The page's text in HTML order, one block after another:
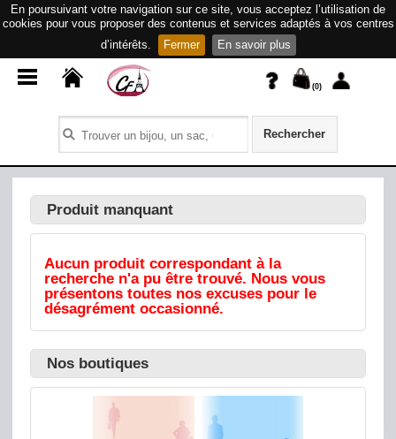
En poursuivant votre navigation sur ce site, vous acceptez l’utilisation de
cookies pour vous proposer des contenus et services adaptés à vos centres
d’intérêts.
Fermer En savoir plus
(0)
Rechercher
Produit manquant
Aucun produit correspondant à la
recherche n'a pu être trouvé. Nous vous
présentons toutes nos excuses pour le
désagrément occasionné.
Nos boutiques